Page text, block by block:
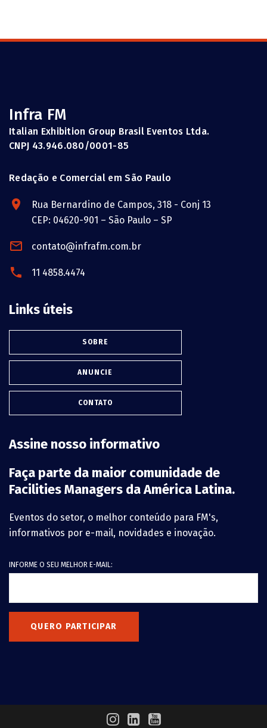
Infra FM
Italian Exhibition Group Brasil Eventos Ltda.
CNPJ 43.946.080/0001-85
Redação e Comercial em São Paulo
Rua Bernardino de Campos, 318 - Conj 13
CEP: 04620-901 – São Paulo – SP
contato@infrafm.com.br
11 4858.4474
Links úteis
SOBRE
ANUNCIE
CONTATO
Assine nosso informativo
Faça parte da maior comunidade de
Facilities Managers da América Latina.
Eventos do setor, o melhor conteúdo para FM's,
informativos por e-mail, novidades e inovação.
INFORME O SEU MELHOR E-MAIL:
QUERO PARTICIPAR